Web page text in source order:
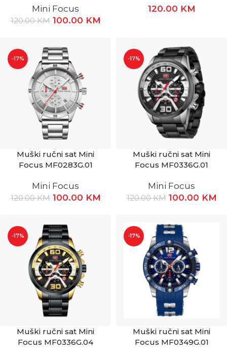
Mini Focus
120.00KM 100.00 KM
120.00 KM
-17%
Muški ručni sat Mini
Focus MF0283G.01
Mini Focus
120.00KM 100.00 KM
-17%
Muški ručni sat Mini
Focus MF0336G.01
Mini Focus
120.00KM 100.00 KM
-17%
Muški ručni sat Mini
Focus MF0336G.04
-17%
Muški ručni sat Mini
Focus MF0349G.01